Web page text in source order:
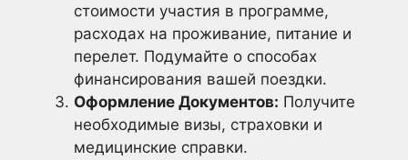
стоимости участия в программе,
расходах на проживание, питание и
перелет. Подумайте о способах
финансирования вашей поездки.
Оформление Документов: Получите
необходимые визы, страховки и
медицинские справки.